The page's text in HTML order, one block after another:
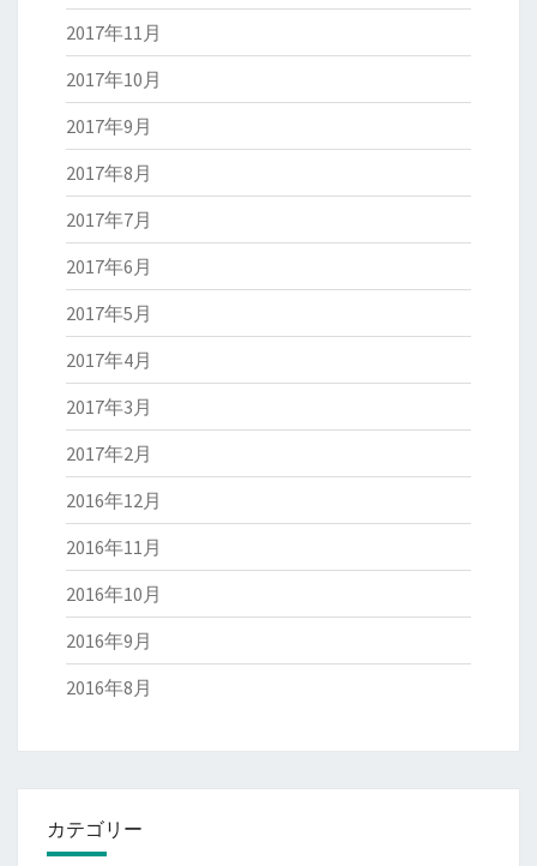
2017年11月
2017年10月
2017年9月
2017年8月
2017年7月
2017年6月
2017年5月
2017年4月
2017年3月
2017年2月
2016年12月
2016年11月
2016年10月
2016年9月
2016年8月
カテゴリー